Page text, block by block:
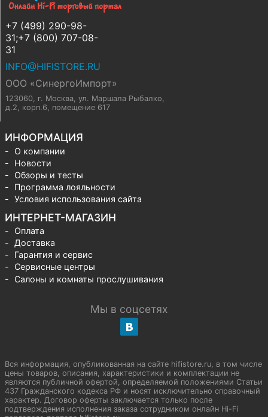
+7 (499) 290-98-
31;+7 (800) 707-08-
31
INFO@HIFISTORE.RU
ООО «СинергоИмпорт»
123060, г. Москва, ул. Маршала Рыбалко,
д.2, корп.6, помещение 617
ИНФОРМАЦИЯ
О компании
Новости
Обзоры и тесты
Программа лояльности
Условия использования сайта
ИНТЕРНЕТ-МАГАЗИН
Оплата
Доставка
Гарантия и сервис
Сервисные центры
Салоны и комнаты прослушивания
Мы в соцсетях
Вся информация, опубликованная на сайте hifistore.ru, в том числе
цены товаров, описания, характеристики и комплектации не
являются публичной офертой, определяемой положениями Статьи
437 Гражданского кодекса РФ и носят исключительно справочный
характер. Договор оферты заключается только после
подтверждения исполнения заказа сотрудником онлайн Hi-Fi